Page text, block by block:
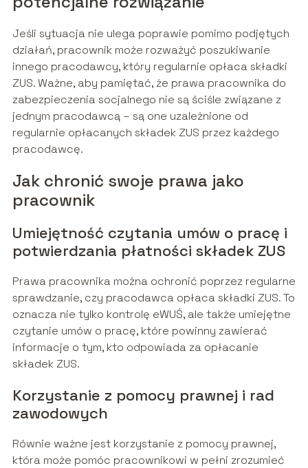
Jeśli sytuacja nie ulega poprawie pomimo podjętych
działań, pracownik może rozważyć poszukiwanie
innego pracodawcy, który regularnie opłaca składki
ZUS. Ważne, aby pamiętać, że prawa pracownika do
zabezpieczenia socjalnego nie są ściśle związane z
jednym pracodawcą – są one uzależnione od
regularnie opłacanych składek ZUS przez każdego
pracodawcę.
Jak chronić swoje prawa jako
pracownik
Umiejętność czytania umów o pracę i
potwierdzania płatności składek ZUS
Prawa pracownika można ochronić poprzez regularne
sprawdzanie, czy pracodawca opłaca składki ZUS. To
oznacza nie tylko kontrolę eWUŚ, ale także umiejętne
czytanie umów o pracę, które powinny zawierać
informacje o tym, kto odpowiada za opłacanie
składek ZUS.
Korzystanie z pomocy prawnej i rad
zawodowych
Równie ważne jest korzystanie z pomocy prawnej,
która może pomóc pracownikowi w pełni zrozumieć